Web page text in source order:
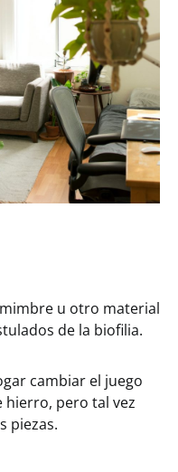
u otro material
de la biofilia.
cambiar el juego
hierro, pero tal vez
piezas.